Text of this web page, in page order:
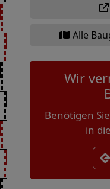
Alle
Wir
Benötigen
in